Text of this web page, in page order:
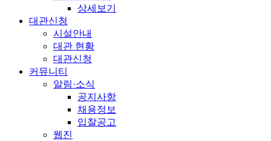
상세보기
대관신청
시설안내
대관 현황
대관신청
커뮤니티
알림·소식
공지사항
채용정보
입찰공고
웹진